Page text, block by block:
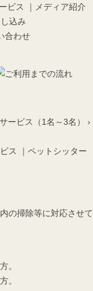
ビス ｜メディア紹介
ービス（1名～3名）
›
ス ｜ペットシッター
の掃除等に対応させ
。
。